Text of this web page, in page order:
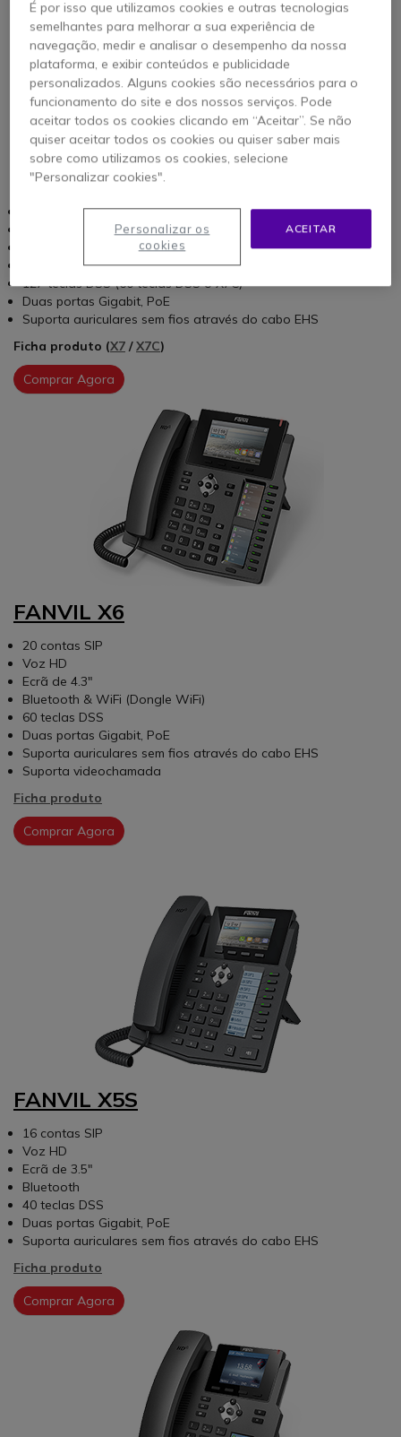
FANVIL X7 & X7C
20 contas SIP
Ecrã de 7" (5" ou X7C)
Bluetooth & WiFi (Dongle WiFi)
127 teclas DSS(60 teclas DSS o X7C)
Duas portas Gigabit, PoE
Suporta auriculares sem fios através do cabo EHS
Ficha produto (X7 /X7C)
Comprar Agora
FANVIL X6
20 contas SIP
Voz HD
Ecrã de 4.3"
Bluetooth & WiFi (Dongle WiFi)
60 teclas DSS
Duas portas Gigabit, PoE
Suporta auriculares sem fios através do cabo EHS
Suporta videochamada
Ficha produto
Comprar Agora
FANVIL X5S
16 contas SIP
Voz HD
Ecrã de 3.5"
Bluetooth
40 teclas DSS
Duas portas Gigabit, PoE
Suporta auriculares sem fios através do cabo EHS
Ficha produto
Comprar Agora
É por isso que utilizamos cookies e outras tecnologias
semelhantes para melhorar a sua experiência de
navegação, medir e analisar o desempenho da nossa
plataforma, e exibir conteúdos e publicidade
personalizados. Alguns cookies são necessários para o
funcionamento do site e dos nossos serviços. Pode
aceitar todos os cookies clicando em “Aceitar”. Se não
quiser aceitar todos os cookies ou quiser saber mais
sobre como utilizamos os cookies, selecione
"Personalizar cookies".
ACEITAR
Personalizar os
cookies